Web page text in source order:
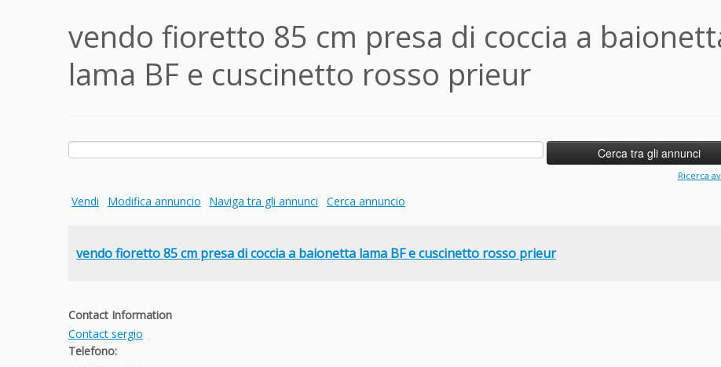
vendo fioretto 85 cm presa di coccia a
lama BF e cuscinetto rosso prieur
Ricerca
Ricerca
Vendi Modifica annuncio Naviga tra gli annunci Cerca annuncio
vendo fioretto 85 cm presa di coccia a baionetta lama BF e cuscinetto rosso prieur
Contact Information
Contact sergio
Telefono: